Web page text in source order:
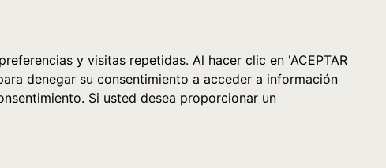
y visitas repetidas. Al hacer clic en 'ACEPTAR
denegar su consentimiento a acceder a información
Si usted desea proporcionar un